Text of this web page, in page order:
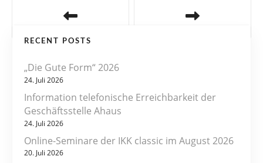
RECENT POSTS
„Die Gute Form“ 2026
24. Juli 2026
Information telefonische Erreichbarkeit der
Geschäftsstelle Ahaus
24. Juli 2026
Online-Seminare der IKK classic im August 2026
20. Juli 2026